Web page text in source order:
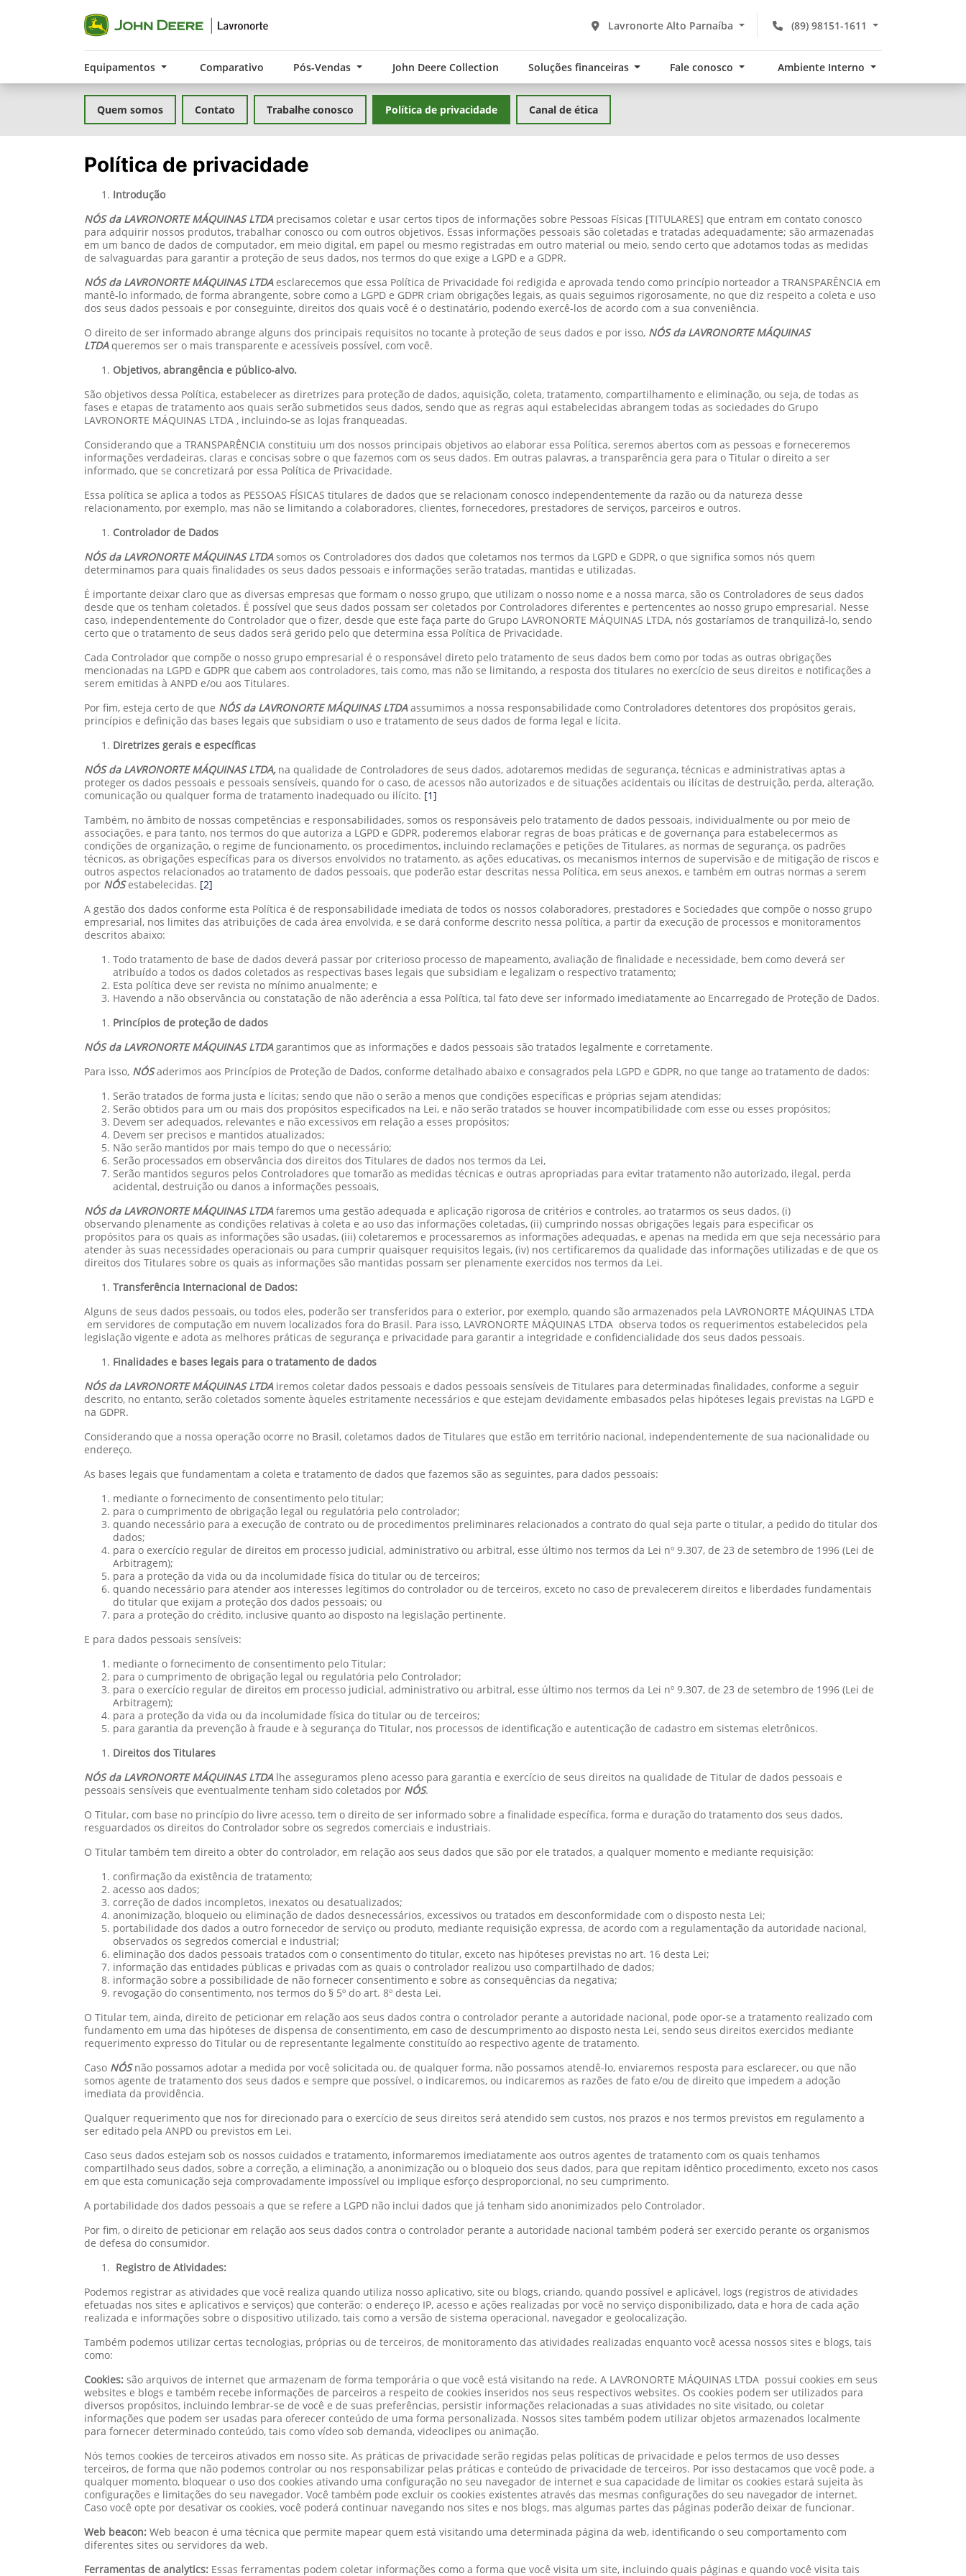
(89) 98151-1611
Lavronorte Alto Parnaíba
Equipamentos Comparativo Pós-Vendas John Deere Collection Soluções financeiras Fale conosco Ambiente Interno
Quem somos Contato Trabalhe conosco Política de privacidade Canal de ética
Política de privacidade
Introdução
NÓS da LAVRONORTE MÁQUINAS LTDA precisamos coletar e usar certos tipos de informações sobre Pessoas Físicas [TITULARES] que entram em contato conosco
para adquirir nossos produtos, trabalhar conosco ou com outros objetivos. Essas informações pessoais são coletadas e tratadas adequadamente; são armazenadas
em um banco de dados de computador, em meio digital, em papel ou mesmo registradas em outro material ou meio, sendo certo que adotamos todas as medidas
de salvaguardas para garantir a proteção de seus dados, nos termos do que exige a LGPD e a GDPR.
NÓS da LAVRONORTE MÁQUINAS LTDAesclarecemos que essa Política de Privacidade foi redigida e aprovada tendo como princípio norteador a TRANSPARÊNCIA em
mantê-lo informado, de forma abrangente, sobre como a LGPD e GDPR criam obrigações legais, as quais seguimos rigorosamente, no que diz respeito a coleta e uso
dos seus dados pessoais e por conseguinte, direitos dos quais você é o destinatário, podendo exercê-los de acordo com a sua conveniência.
O direito de ser informado abrange alguns dos principais requisitos no tocante à proteção de seus dados e por isso, NÓS da LAVRONORTE MÁQUINAS
LTDA queremos ser o mais transparente e acessíveis possível, com você.
Objetivos, abrangência e público-alvo.
São objetivos dessa Política, estabelecer as diretrizes para proteção de dados, aquisição, coleta, tratamento, compartilhamento e eliminação, ou seja, de todas as
fases e etapas de tratamento aos quais serão submetidos seus dados, sendo que as regras aqui estabelecidas abrangem todas as sociedades do Grupo
LAVRONORTE MÁQUINAS LTDA , incluindo-se as lojas franqueadas.
Considerando que a TRANSPARÊNCIA constituiu um dos nossos principais objetivos ao elaborar essa Política, seremos abertos com as pessoas e forneceremos
informações verdadeiras, claras e concisas sobre o que fazemos com os seus dados. Em outras palavras, a transparência gera para o Titular o direito a ser
informado, que se concretizará por essa Política de Privacidade.
Essa política se aplica a todos as PESSOAS FÍSICAS titulares de dados que se relacionam conosco independentemente da razão ou da natureza desse
relacionamento, por exemplo, mas não se limitando a colaboradores, clientes, fornecedores, prestadores de serviços, parceiros e outros.
Controlador de Dados
NÓS da LAVRONORTE MÁQUINAS LTDAsomos os Controladores dos dados que coletamos nos termos da LGPD e GDPR, o que significa somos nós quem
determinamos para quais finalidades os seus dados pessoais e informações serão tratadas, mantidas e utilizadas.
É importante deixar claro que as diversas empresas que formam o nosso grupo, que utilizam o nosso nome e a nossa marca, são os Controladores de seus dados
desde que os tenham coletados. É possível que seus dados possam ser coletados por Controladores diferentes e pertencentes ao nosso grupo empresarial. Nesse
caso, independentemente do Controlador que o fizer, desde que este faça parte do Grupo LAVRONORTE MÁQUINAS LTDA, nós gostaríamos de tranquilizá-lo, sendo
certo que o tratamento de seus dados será gerido pelo que determina essa Política de Privacidade.
Cada Controlador que compõe o nosso grupo empresarial é o responsável direto pelo tratamento de seus dados bem como por todas as outras obrigações
mencionadas na LGPD e GDPR que cabem aos controladores, tais como, mas não se limitando, a resposta dos titulares no exercício de seus direitos e notificações a
serem emitidas à ANPD e/ou aos Titulares.
Por fim, esteja certo de que NÓS da LAVRONORTE MÁQUINAS LTDAassumimos a nossa responsabilidade como Controladores detentores dos propósitos gerais,
princípios e definição das bases legais que subsidiam o uso e tratamento de seus dados de forma legal e lícita.
Diretrizes gerais e específicas
NÓS da LAVRONORTE MÁQUINAS LTDA, na qualidade de Controladores de seus dados, adotaremos medidas de segurança, técnicas e administrativas aptas a
proteger os dados pessoais e pessoais sensíveis, quando for o caso, de acessos não autorizados e de situações acidentais ou ilícitas de destruição, perda, alteração,
comunicação ou qualquer forma de tratamento inadequado ou ilícito. [1]
Também, no âmbito de nossas competências e responsabilidades, somos os responsáveis pelo tratamento de dados pessoais, individualmente ou por meio de
associações, e para tanto, nos termos do que autoriza a LGPD e GDPR, poderemos elaborar regras de boas práticas e de governança para estabelecermos as
condições de organização, o regime de funcionamento, os procedimentos, incluindo reclamações e petições de Titulares, as normas de segurança, os padrões
técnicos, as obrigações específicas para os diversos envolvidos no tratamento, as ações educativas, os mecanismos internos de supervisão e de mitigação de riscos e
outros aspectos relacionados ao tratamento de dados pessoais, que poderão estar descritas nessa Política, em seus anexos, e também em outras normas a serem
por NÓSestabelecidas. [2]
A gestão dos dados conforme esta Política é de responsabilidade imediata de todos os nossos colaboradores, prestadores e Sociedades que compõe o nosso grupo
empresarial, nos limites das atribuições de cada área envolvida, e se dará conforme descrito nessa política, a partir da execução de processos e monitoramentos
descritos abaixo:
Todo tratamento de base de dados deverá passar por criterioso processo de mapeamento, avaliação de finalidade e necessidade, bem como deverá ser
atribuído a todos os dados coletados as respectivas bases legais que subsidiam e legalizam o respectivo tratamento;
Esta política deve ser revista no mínimo anualmente; e
Havendo a não observância ou constatação de não aderência a essa Política, tal fato deve ser informado imediatamente ao Encarregado de Proteção de Dados.
Princípios de proteção de dados
NÓS da LAVRONORTE MÁQUINAS LTDAgarantimos que as informações e dados pessoais são tratados legalmente e corretamente.
Para isso, NÓSaderimos aos Princípios de Proteção de Dados, conforme detalhado abaixo e consagrados pela LGPD e GDPR, no que tange ao tratamento de dados:
Serão tratados de forma justa e lícitas; sendo que não o serão a menos que condições específicas e próprias sejam atendidas;
Serão obtidos para um ou mais dos propósitos especificados na Lei, e não serão tratados se houver incompatibilidade com esse ou esses propósitos;
Devem ser adequados, relevantes e não excessivos em relação a esses propósitos;
Devem ser precisos e mantidos atualizados;
Não serão mantidos por mais tempo do que o necessário;
Serão processados em observância dos direitos dos Titulares de dados nos termos da Lei,
Serão mantidos seguros pelos Controladores que tomarão as medidas técnicas e outras apropriadas para evitar tratamento não autorizado, ilegal, perda
acidental, destruição ou danos a informações pessoais,
NÓS da LAVRONORTE MÁQUINAS LTDAfaremos uma gestão adequada e aplicação rigorosa de critérios e controles, ao tratarmos os seus dados, (i)
observando plenamente as condições relativas à coleta e ao uso das informações coletadas, (ii) cumprindo nossas obrigações legais para especificar os
propósitos para os quais as informações são usadas, (iii) coletaremos e processaremos as informações adequadas, e apenas na medida em que seja necessário para
atender às suas necessidades operacionais ou para cumprir quaisquer requisitos legais, (iv) nos certificaremos da qualidade das informações utilizadas e de que os
direitos dos Titulares sobre os quais as informações são mantidas possam ser plenamente exercidos nos termos da Lei.
Transferência Internacional de Dados:
Alguns de seus dados pessoais, ou todos eles, poderão ser transferidos para o exterior, por exemplo, quando são armazenados pela LAVRONORTE MÁQUINAS LTDA
em servidores de computação em nuvem localizados fora do Brasil. Para isso, LAVRONORTE MÁQUINAS LTDA observa todos os requerimentos estabelecidos pela
legislação vigente e adota as melhores práticas de segurança e privacidade para garantir a integridade e confidencialidade dos seus dados pessoais.
Finalidades e bases legais para o tratamento de dados
NÓS da LAVRONORTE MÁQUINAS LTDA iremos coletar dados pessoais e dados pessoais sensíveis de Titulares para determinadas finalidades, conforme a seguir
descrito, no entanto, serão coletados somente àqueles estritamente necessários e que estejam devidamente embasados pelas hipóteses legais previstas na LGPD e
na GDPR.
Considerando que a nossa operação ocorre no Brasil, coletamos dados de Titulares que estão em território nacional, independentemente de sua nacionalidade ou
endereço.
As bases legais que fundamentam a coleta e tratamento de dados que fazemos são as seguintes, para dados pessoais:
mediante o fornecimento de consentimento pelo titular;
para o cumprimento de obrigação legal ou regulatória pelo controlador;
quando necessário para a execução de contrato ou de procedimentos preliminares relacionados a contrato do qual seja parte o titular, a pedido do titular dos
dados;
para o exercício regular de direitos em processo judicial, administrativo ou arbitral, esse último nos termos da Lei nº 9.307, de 23 de setembro de 1996 (Lei de
Arbitragem);
para a proteção da vida ou da incolumidade física do titular ou de terceiros;
quando necessário para atender aos interesses legítimos do controlador ou de terceiros, exceto no caso de prevalecerem direitos e liberdades fundamentais
do titular que exijam a proteção dos dados pessoais; ou
para a proteção do crédito, inclusive quanto ao disposto na legislação pertinente.
E para dados pessoais sensíveis:
mediante o fornecimento de consentimento pelo Titular;
para o cumprimento de obrigação legal ou regulatória pelo Controlador;
para o exercício regular de direitos em processo judicial, administrativo ou arbitral, esse último nos termos da Lei nº 9.307, de 23 de setembro de 1996 (Lei de
Arbitragem);
para a proteção da vida ou da incolumidade física do titular ou de terceiros;
para garantia da prevenção à fraude e à segurança do Titular, nos processos de identificação e autenticação de cadastro em sistemas eletrônicos.
Direitos dos Titulares
NÓS da LAVRONORTE MÁQUINAS LTDA lhe asseguramos pleno acesso para garantia e exercício de seus direitos na qualidade de Titular de dados pessoais e
pessoais sensíveis que eventualmente tenham sido coletados por NÓS.
O Titular, com base no princípio do livre acesso, tem o direito de ser informado sobre a finalidade específica, forma e duração do tratamento dos seus dados,
resguardados os direitos do Controlador sobre os segredos comerciais e industriais.
O Titular também tem direito a obter do controlador, em relação aos seus dados que são por ele tratados, a qualquer momento e mediante requisição:
confirmação da existência de tratamento;
acesso aos dados;
correção de dados incompletos, inexatos ou desatualizados;
anonimização, bloqueio ou eliminação de dados desnecessários, excessivos ou tratados em desconformidade com o disposto nesta Lei;
portabilidade dos dados a outro fornecedor de serviço ou produto, mediante requisição expressa, de acordo com a regulamentação da autoridade nacional,
observados os segredos comercial e industrial;
eliminação dos dados pessoais tratados com o consentimento do titular, exceto nas hipóteses previstas no art. 16 desta Lei;
informação das entidades públicas e privadas com as quais o controlador realizou uso compartilhado de dados;
informação sobre a possibilidade de não fornecer consentimento e sobre as consequências da negativa;
revogação do consentimento, nos termos do § 5º do art. 8º desta Lei.
O Titular tem, ainda, direito de peticionar em relação aos seus dados contra o controlador perante a autoridade nacional, pode opor-se a tratamento realizado com
fundamento em uma das hipóteses de dispensa de consentimento, em caso de descumprimento ao disposto nesta Lei, sendo seus direitos exercidos mediante
requerimento expresso do Titular ou de representante legalmente constituído ao respectivo agente de tratamento.
Caso NÓSnão possamos adotar a medida por você solicitada ou, de qualquer forma, não possamos atendê-lo, enviaremos resposta para esclarecer, ou que não
somos agente de tratamento dos seus dados e sempre que possível, o indicaremos, ou indicaremos as razões de fato e/ou de direito que impedem a adoção
imediata da providência.
Qualquer requerimento que nos for direcionado para o exercício de seus direitos será atendido sem custos, nos prazos e nos termos previstos em regulamento a
ser editado pela ANPD ou previstos em Lei.
Caso seus dados estejam sob os nossos cuidados e tratamento, informaremos imediatamente aos outros agentes de tratamento com os quais tenhamos
compartilhado seus dados, sobre a correção, a eliminação, a anonimização ou o bloqueio dos seus dados, para que repitam idêntico procedimento, exceto nos casos
em que esta comunicação seja comprovadamente impossível ou implique esforço desproporcional, no seu cumprimento.
A portabilidade dos dados pessoais a que se refere a LGPD não inclui dados que já tenham sido anonimizados pelo Controlador.
Por fim, o direito de peticionar em relação aos seus dados contra o controlador perante a autoridade nacional também poderá ser exercido perante os organismos
de defesa do consumidor.
Registro de Atividades:
Podemos registrar as atividades que você realiza quando utiliza nosso aplicativo, site ou blogs, criando, quando possível e aplicável, logs (registros de atividades
efetuadas nos sites e aplicativos e serviços) que conterão: o endereço IP, acesso e ações realizadas por você no serviço disponibilizado, data e hora de cada ação
realizada e informações sobre o dispositivo utilizado, tais como a versão de sistema operacional, navegador e geolocalização.
Também podemos utilizar certas tecnologias, próprias ou de terceiros, de monitoramento das atividades realizadas enquanto você acessa nossos sites e blogs, tais
como:
Cookies: são arquivos de internet que armazenam de forma temporária o que você está visitando na rede. A LAVRONORTE MÁQUINAS LTDA possui cookies em seus
websites e blogs e também recebe informações de parceiros a respeito de cookies inseridos nos seus respectivos websites. Os cookies podem ser utilizados para
diversos propósitos, incluindo lembrar-se de você e de suas preferências, persistir informações relacionadas a suas atividades no site visitado, ou coletar
informações que podem ser usadas para oferecer conteúdo de uma forma personalizada. Nossos sites também podem utilizar objetos armazenados localmente
para fornecer determinado conteúdo, tais como vídeo sob demanda, videoclipes ou animação.
Nós temos cookies de terceiros ativados em nosso site. As práticas de privacidade serão regidas pelas políticas de privacidade e pelos termos de uso desses
terceiros, de forma que não podemos controlar ou nos responsabilizar pelas práticas e conteúdo de privacidade de terceiros. Por isso destacamos que você pode, a
qualquer momento, bloquear o uso dos cookies ativando uma configuração no seu navegador de internet e sua capacidade de limitar os cookies estará sujeita às
configurações e limitações do seu navegador. Você também pode excluir os cookies existentes através das mesmas configurações do seu navegador de internet.
Caso você opte por desativar os cookies, você poderá continuar navegando nos sites e nos blogs, mas algumas partes das páginas poderão deixar de funcionar.
Web beacon: Web beacon é uma técnica que permite mapear quem está visitando uma determinada página da web, identificando o seu comportamento com
diferentes sites ou servidores da web.
Ferramentas de analytics: Essas ferramentas podem coletar informações como a forma que você visita um site, incluindo quais páginas e quando você visita tais